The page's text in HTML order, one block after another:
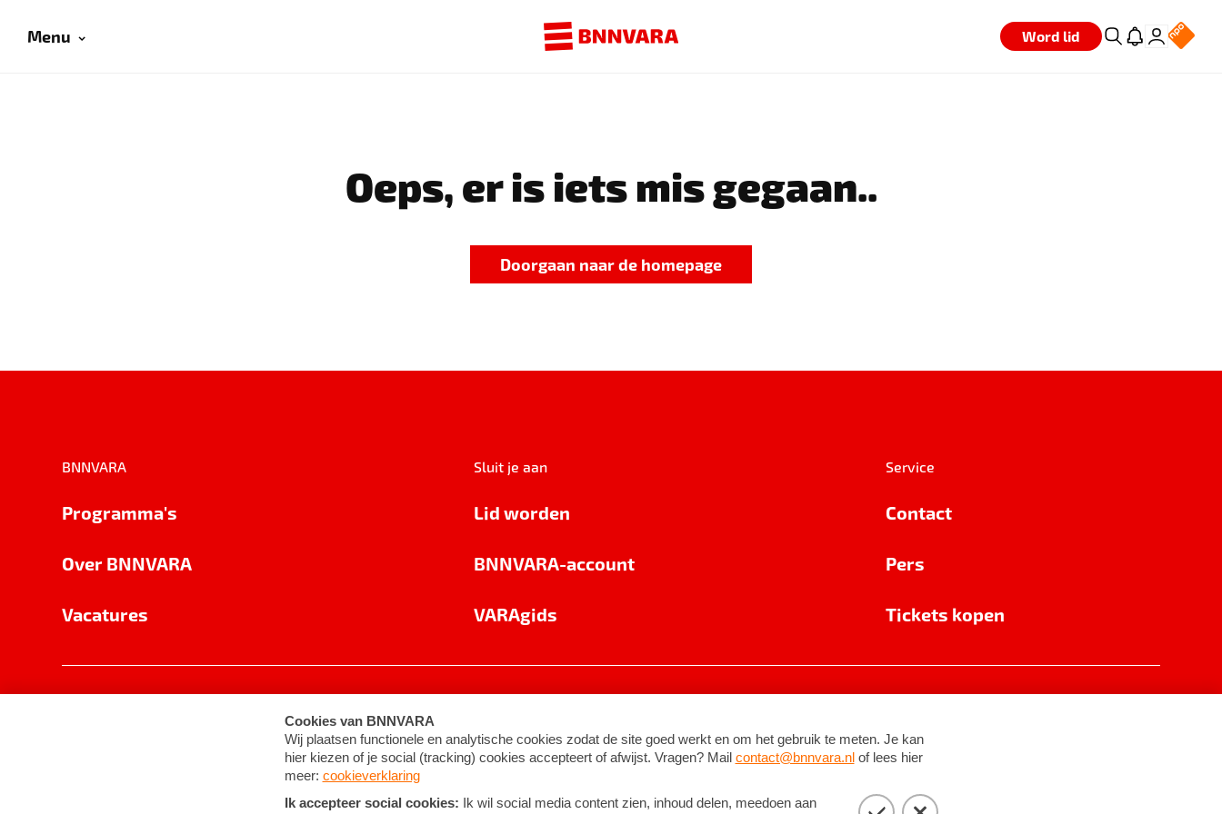
Menu Word lid
Oeps, er is iets mis gegaan..
Doorgaan naar de homepage
BNNVARA
Programma's
Over BNNVARA
Vacatures
Sluit je aan
Lid worden
BNNVARA-account
VARAgids
Service
Contact
Pers
Tickets kopen
Cookie-instellingen Algemene voorwaarden ©2026BNNVARA